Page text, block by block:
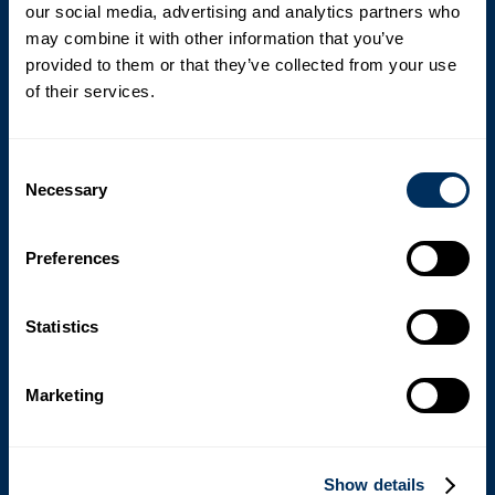
our social media, advertising and analytics partners who
may combine it with other information that you’ve
provided to them or that they’ve collected from your use
of their services.
Selection
Necessary
Preferences
Statistics
Marketing
Show details
Codierung und Druck für Holzprodukte
Präzise Kennzeichnung und Etikettierung sind für die
und Drucksysteme bieten hochwertige, langlebige
Drucke auf verschiedenen Oberflächen, einschließlich
Karton und Holz. Ob Barcodes, Produktspezifikationen
oder Zertifizierungsetiketten – die Lösungen von Cyklop’s
gesamten Lieferkette korrekt gekennzeichnet und leicht